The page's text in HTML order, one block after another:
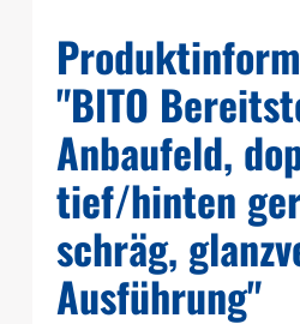
"BITO
Anbaufeld,
tief/hinten
schräg,
Ausführung"